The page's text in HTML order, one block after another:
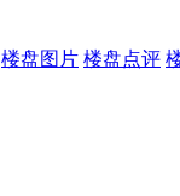
楼盘图片 楼盘点评